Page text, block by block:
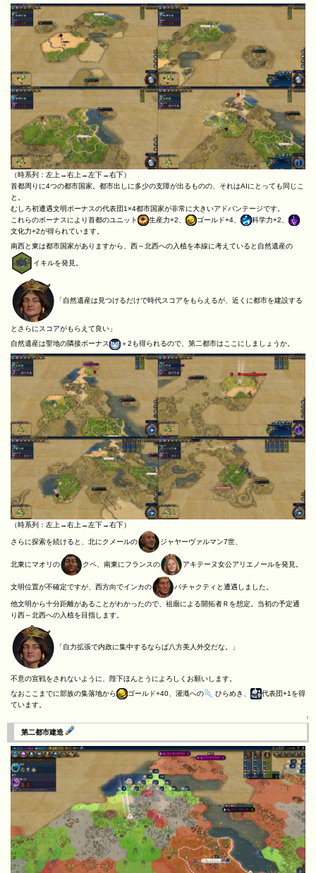
（時系列：左上→右上→左下→右下）
首都周りに4つの都市国家。都市出しに多少の支障が出るものの、それはAIにとっても同じこ
と。
むしろ初遭遇文明ボーナスの代表団1×4都市国家が非常に大きいアドバンテージです。
これらのボーナスにより首都のユニット
生産力+2、 ゴールド+4、
科学力+2、
文化力+2が得られています。
南西と東は都市国家がありますから、西～北西への入植を本線に考えていると自然遺産の
イキルを発見。
「自然遺産は見つけるだけで時代スコアをもらえるが、近くに都市を建設する
とさらにスコアがもらえて良い」
自然遺産は聖地の隣接ボーナス
＋2も得られるので、第二都市はここにしましょうか。
（時系列：左上→右上→左下→右下）
さらに探索を続けると、北にクメールの ジャヤーヴァルマン7世、
北東にマオリの クペ、南東にフランスの アキテーヌ女公アリエノールを発見。
文明位置が不確定ですが、西方向でインカの パチャクティと遭遇しました。
他文明から十分距離があることがわかったので、祖廟による開拓者Ｒを想定。当初の予定通
り西～北西への入植を目指します。
「自力拡張で内政に集中するならば八方美人外交だな。」
不意の宣戦をされないように、陛下ほんとうによろしくお願いします。
なおここまでに部族の集落地から
ゴールド+40、灌漑への ひらめき、
代表団+1を得
ています。
↑
第二都市建造